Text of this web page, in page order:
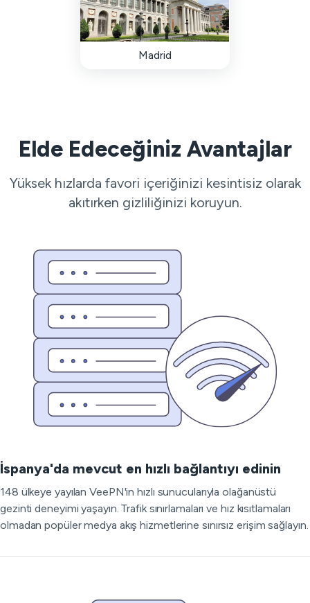
Madrid
Elde Edeceğiniz Avantajlar
Yüksek hızlarda favori içeriğinizi kesintisiz olarak
akıtırken gizliliğinizi koruyun.
İspanya'da mevcut en hızlı bağlantıyı edinin
148 ülkeye yayılan VeePN'in hızlı sunucularıyla olağanüstü
gezinti deneyimi yaşayın. Trafik sınırlamaları ve hız kısıtlamaları
olmadan popüler medya akış hizmetlerine sınırsız erişim sağlayın.